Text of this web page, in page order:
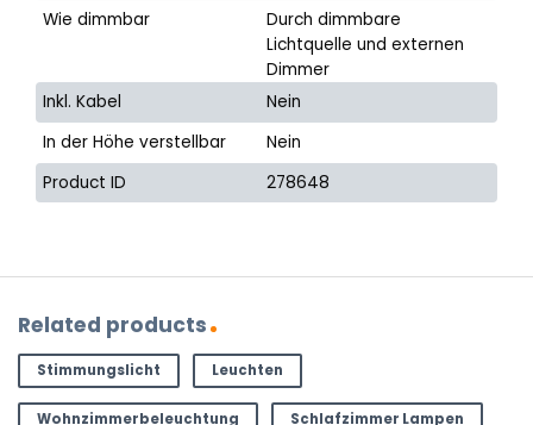
Wie dimmbar
Durch dimmbare
Lichtquelle und externen
Dimmer
Inkl. Kabel
Nein
In der Höhe verstellbar
Nein
Product ID
278648
Related products
Stimmungslicht Leuchten
Wohnzimmerbeleuchtung Schlafzimmer Lampen